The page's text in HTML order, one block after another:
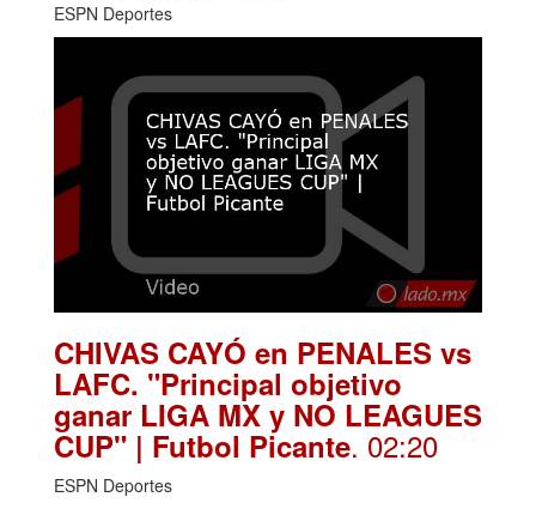
ESPN Deportes
CHIVAS CAYÓ en PENALES vs
LAFC. "Principal objetivo
ganar LIGA MX y NO LEAGUES
CUP" | Futbol Picante. 02:20
ESPN Deportes